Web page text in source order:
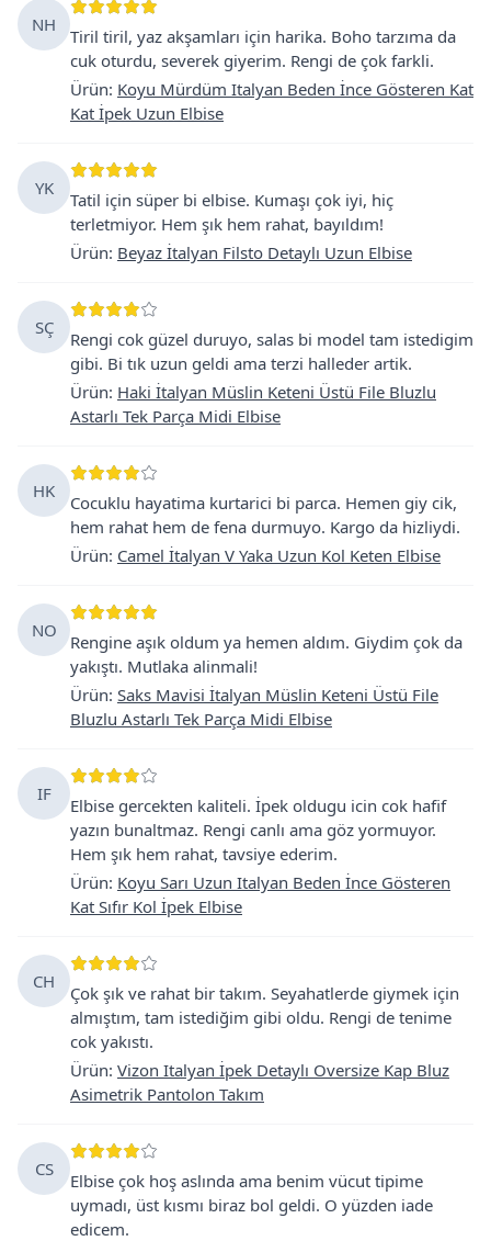
NH
Tiril tiril, yaz akşamları için harika. Boho tarzıma da
cuk oturdu, severek giyerim. Rengi de çok farkli.
Ürün: Koyu Mürdüm Italyan Beden İnce Gösteren Kat
Kat İpek Uzun Elbise
YK
Tatil için süper bi elbise. Kumaşı çok iyi, hiç
terletmiyor. Hem şık hem rahat, bayıldım!
Ürün: Beyaz İtalyan Filsto Detaylı Uzun Elbise
SÇ
Rengi cok güzel duruyo, salas bi model tam istedigim
gibi. Bi tık uzun geldi ama terzi halleder artik.
Ürün: Haki İtalyan Müslin Keteni Üstü File Bluzlu
Astarlı Tek Parça Midi Elbise
HK
Cocuklu hayatima kurtarici bi parca. Hemen giy cik,
hem rahat hem de fena durmuyo. Kargo da hizliydi.
Ürün: Camel İtalyan V Yaka Uzun Kol Keten Elbise
NO
Rengine aşık oldum ya hemen aldım. Giydim çok da
yakıştı. Mutlaka alinmali!
Ürün: Saks Mavisi İtalyan Müslin Keteni Üstü File
Bluzlu Astarlı Tek Parça Midi Elbise
IF
Elbise gercekten kaliteli. İpek oldugu icin cok hafif
yazın bunaltmaz. Rengi canlı ama göz yormuyor.
Hem şık hem rahat, tavsiye ederim.
Ürün: Koyu Sarı Uzun Italyan Beden İnce Gösteren
Kat Sıfır Kol İpek Elbise
CH
Çok şık ve rahat bir takım. Seyahatlerde giymek için
almıştım, tam istediğim gibi oldu. Rengi de tenime
cok yakıstı.
Ürün: Vizon Italyan İpek Detaylı Oversize Kap Bluz
Asimetrik Pantolon Takım
CS
Elbise çok hoş aslında ama benim vücut tipime
uymadı, üst kısmı biraz bol geldi. O yüzden iade
edicem.